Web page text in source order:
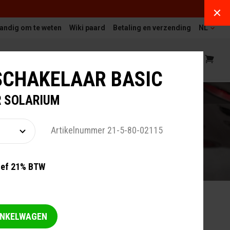
om te weten Wiki paard Betaling en verzending NL
BASIC
Artikelnummer 21-5-80-02115
21% BTW